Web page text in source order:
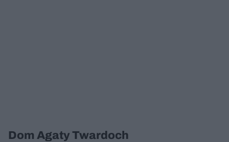
Dom Agaty Twardoch